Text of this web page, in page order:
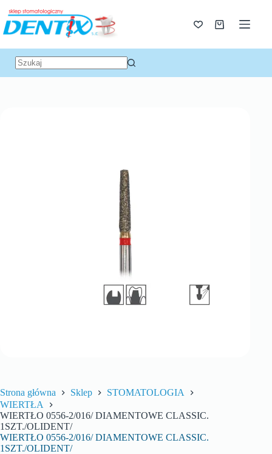
Strona główna Sklep
STOMATOLOGIA
WIERTŁA
WIERTŁO 0556-2/016/ DIAMENTOWE CLASSIC.
1SZT./OLIDENT/
WIERTŁO 0556-2/016/ DIAMENTOWE CLASSIC.
1SZT./OLIDENT/